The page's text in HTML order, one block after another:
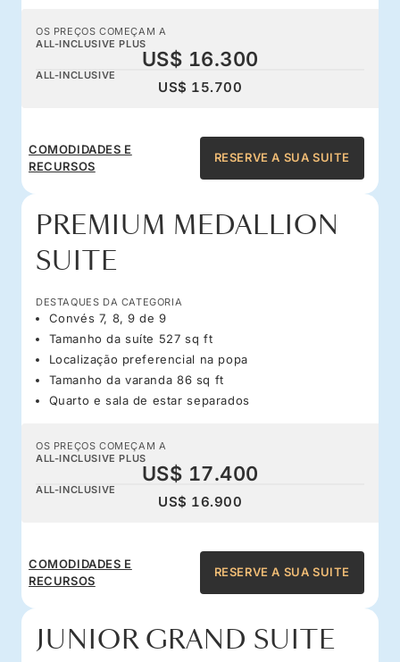
OS PREÇOS COMEÇAM A
ALL-INCLUSIVE PLUS
US$ 16.300
ALL-INCLUSIVE
US$ 15.700
COMODIDADES E
RECURSOS
RESERVE A SUA SUITE
PREMIUM MEDALLION
SUITE
DESTAQUES DA CATEGORIA
Convés 7, 8, 9 de 9
Tamanho da suíte 527 sq ft
Localização preferencial na popa
Tamanho da varanda 86 sq ft
Quarto e sala de estar separados
OS PREÇOS COMEÇAM A
ALL-INCLUSIVE PLUS
US$ 17.400
ALL-INCLUSIVE
US$ 16.900
COMODIDADES E
RECURSOS
RESERVE A SUA SUITE
JUNIOR GRAND SUITE